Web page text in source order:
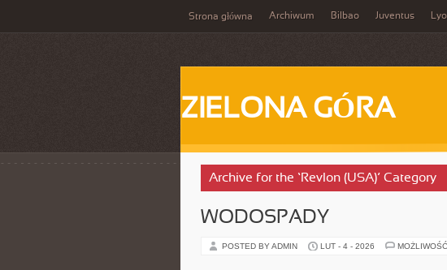
Strona główna Archiwum Bilbao Juventus
ZIELONA GÓRA
Archive for the ‘Revlon (USA)’ Category
WODOSPADY
POSTED BY ADMIN LUT - 4 - 2026